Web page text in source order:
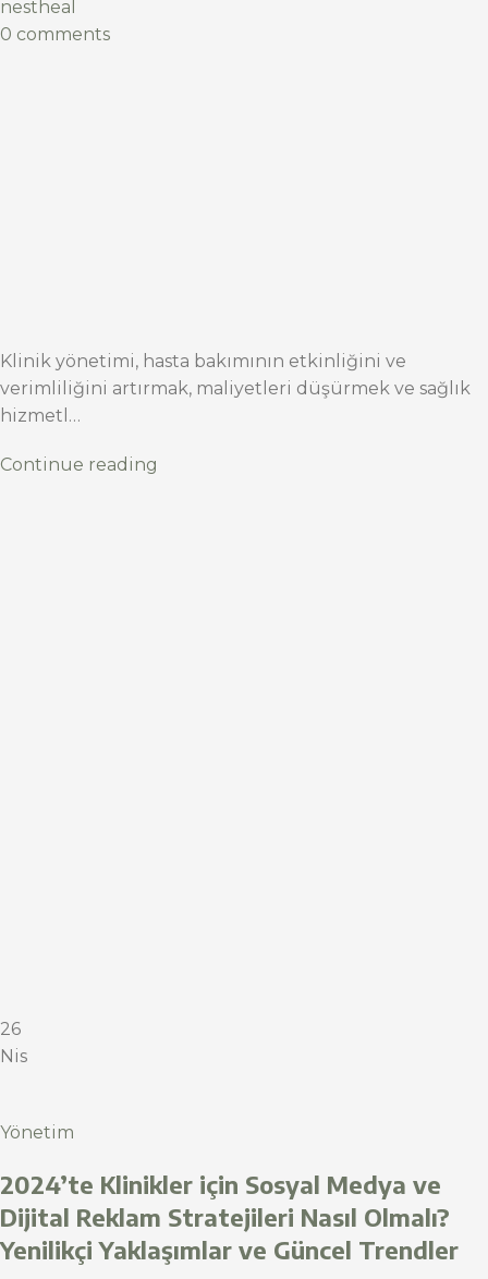
nestheal
0 comments
Klinik yönetimi, hasta bakımının etkinliğini ve
verimliliğini artırmak, maliyetleri düşürmek ve sağlık
hizmetl…
Continue reading
26
Nis
Yönetim
2024’te Klinikler için Sosyal Medya ve
Dijital Reklam Stratejileri Nasıl Olmalı?
Yenilikçi Yaklaşımlar ve Güncel Trendler